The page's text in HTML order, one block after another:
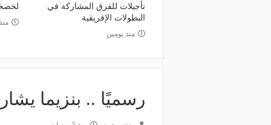
تأجيلات للفرق المشاركة في
البطولات الإفريقية
منذ يومين
رسميًا .. بنزيما